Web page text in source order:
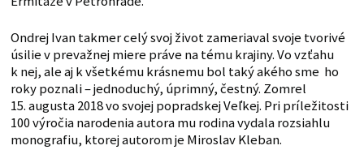
Ondrej Ivan takmer celý svoj život zame­riaval svoje tvorivé
úsilie v prevažnej miere práve na tému krajiny. Vo vzťahu
k nej, ale aj k všetkému krásnemu bol taký akého sme ho
roky poznali – jednoduchý, úprimný, čestný. Zomrel
15. augusta 2018 vo svojej popradskej Veľkej. Pri príležitosti
100 výročia narodenia autora mu rodina vydala rozsiahlu
monografiu, ktorej autorom je Miroslav Kleban.